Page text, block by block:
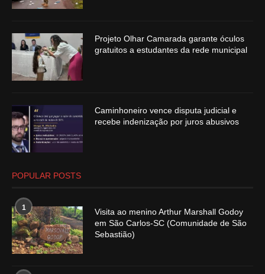
Projeto Olhar Camarada garante óculos
gratuitos a estudantes da rede municipal
Caminhoneiro vence disputa judicial e
recebe indenização por juros abusivos
POPULAR POSTS
1
Visita ao menino Arthur Marshall Godoy
em São Carlos-SC (Comunidade de São
Sebastião)